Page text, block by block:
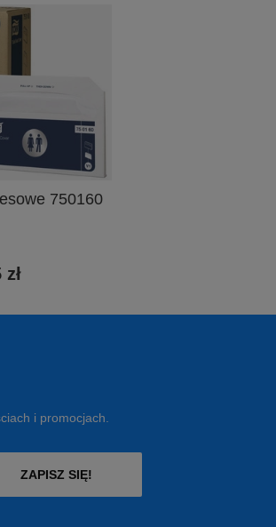
750160
zł
i promocjach.
ZAPISZ SIĘ!